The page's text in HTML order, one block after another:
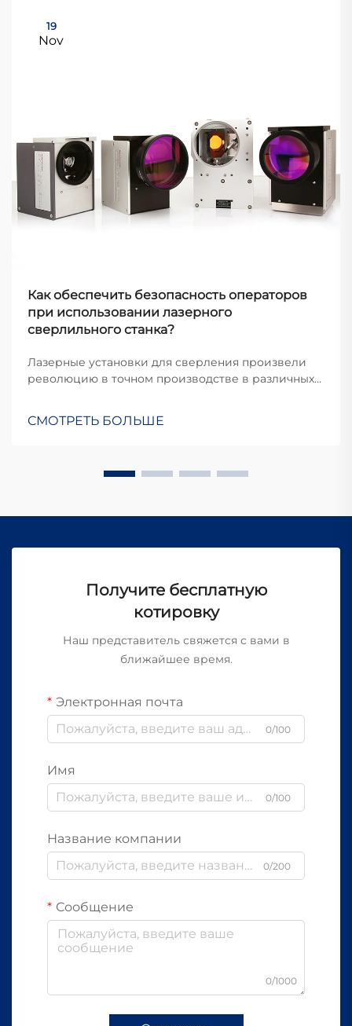
19
Nov
Как обеспечить безопасность операторов
при использовании лазерного
сверлильного станка?
Лазерные установки для сверления произвели
революцию в точном производстве в различных
микроскопических отверстий в различных
собой значительную...
СМОТРЕТЬ БОЛЬШЕ
Получите бесплатную
котировку
Наш представитель свяжется с вами в
ближайшее время.
Электронная почта
0/100
Имя
0/100
Название компании
0/200
Сообщение
0/1000